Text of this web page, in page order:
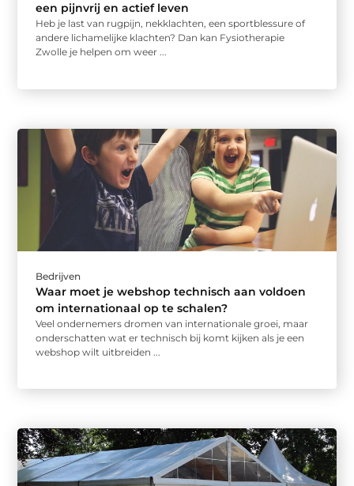
een pijnvrij en actief leven
Heb je last van rugpijn, nekklachten, een sportblessure of
andere lichamelijke klachten? Dan kan Fysiotherapie
Zwolle je helpen om weer ...
Bedrijven
Waar moet je webshop technisch aan voldoen
om internationaal op te schalen?
Veel ondernemers dromen van internationale groei, maar
onderschatten wat er technisch bij komt kijken als je een
webshop wilt uitbreiden ...